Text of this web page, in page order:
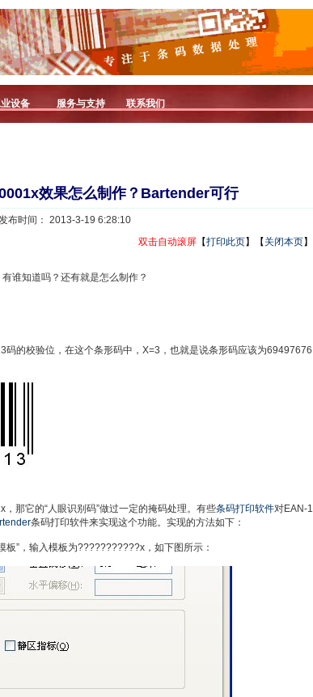
设备 服务与支持 联系我们
效果怎么制作？Bartender可行
布时间： 2013-3-19 6:28:10
双击自动滚屏【打印此页】【 关闭本页】
谁知道吗？还有就是怎么制作？
的校验位，在这个条形码中，X=3，也就是说条形码应该为69497676
那它的“人眼识别码”做过一定的掩码处理。有些条码打印软件对EAN-1
条码打印软件来实现这个功能。实现的方法如下：
板”，输入模板为???????????x，如下图所示：